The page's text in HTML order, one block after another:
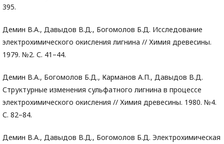
395.
Демин В.А., Давыдов В.Д., Богомолов Б.Д. Исследование
электрохимического окисления лигнина // Химия древесины.
1979. №2. С. 41–44.
Демин В.А., Богомолов Б.Д., Карманов А.П., Давыдов В.Д.
Структурные изменения сульфатного лигнина в процессе
электрохимического окисления // Химия древесины. 1980. №4.
С. 82–84.
Демин В.А., Давыдов В.Д., Богомолов Б.Д. Электрохимическая